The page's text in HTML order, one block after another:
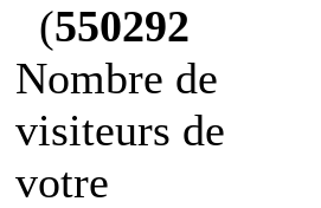
(550292
Nombre de
visiteurs de
votre